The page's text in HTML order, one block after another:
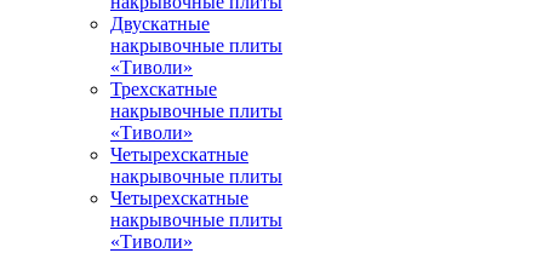
Двускатные
накрывочные плиты
«Тиволи»
Трехскатные
накрывочные плиты
«Тиволи»
Четырехскатные
накрывочные плиты
Четырехскатные
накрывочные плиты
«Тиволи»